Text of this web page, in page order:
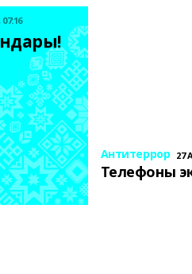
Антитеррор 27
Телефоны